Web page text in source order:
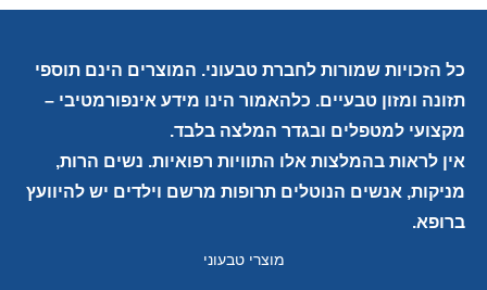
כל הזכויות שמורות לחברת טבעוני. המוצרים הינם תוספי
תזונה ומזון טבעיים. כלהאמור הינו מידע אינפורמטיבי –
מקצועי למטפלים ובגדר המלצה בלבד.
אין לראות בהמלצות אלו התוויות רפואיות. נשים הרות,
מניקות, אנשים הנוטלים תרופות מרשם וילדים יש להיוועץ
ברופא.
מוצרי טבעוני